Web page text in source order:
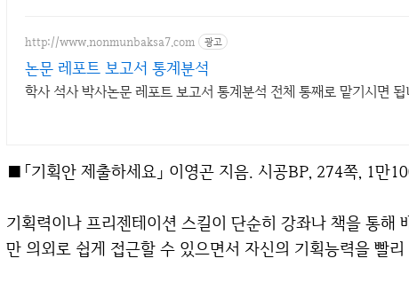
http://www.nonmunbaksa7.com 광고
논문 레포트 보고서 통계분석
학사 석사 박사논문 레포트 보고서 통계분석 전체 통째로 맡기시면
■「기획안 제출하세요」 이영곤 지음. 시공BP, 274쪽, 1만
기획력이나 프리젠테이션 스킬이 단순히 강좌나 책을 통해
만 의외로 쉽게 접근할 수 있으면서 자신의 기획능력을 빨